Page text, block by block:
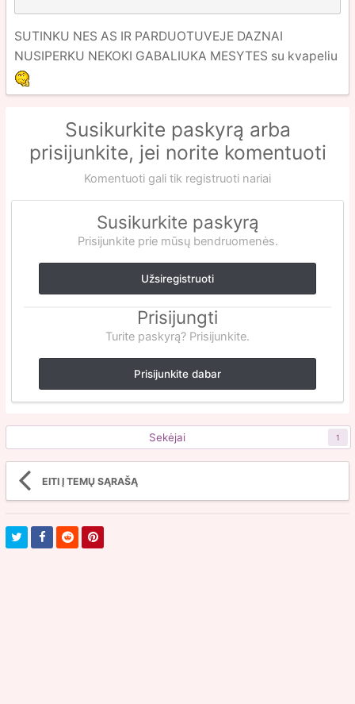
SUTINKU NES AS IR PARDUOTUVEJE DAZNAI
NUSIPERKU NEKOKI GABALIUKA MESYTES su kvapeliu
Susikurkite paskyrą arba
prisijunkite, jei norite komentuoti
Komentuoti gali tik registruoti nariai
Susikurkite paskyrą
Prisijunkite prie mūsų bendruomenės.
Užsiregistruoti
Prisijungti
Turite paskyrą? Prisijunkite.
Prisijunkite dabar
Sekėjai 1
EITI Į TEMŲ SĄRAŠĄ